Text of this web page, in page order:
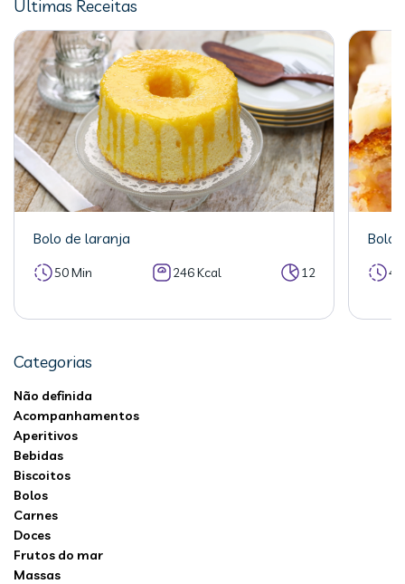
Últimas Receitas
Bolo de laranja
50 Min 246 Kcal 12
Bolo
Categorias
Não definida
Acompanhamentos
Aperitivos
Bebidas
Biscoitos
Bolos
Carnes
Doces
Frutos do mar
Massas